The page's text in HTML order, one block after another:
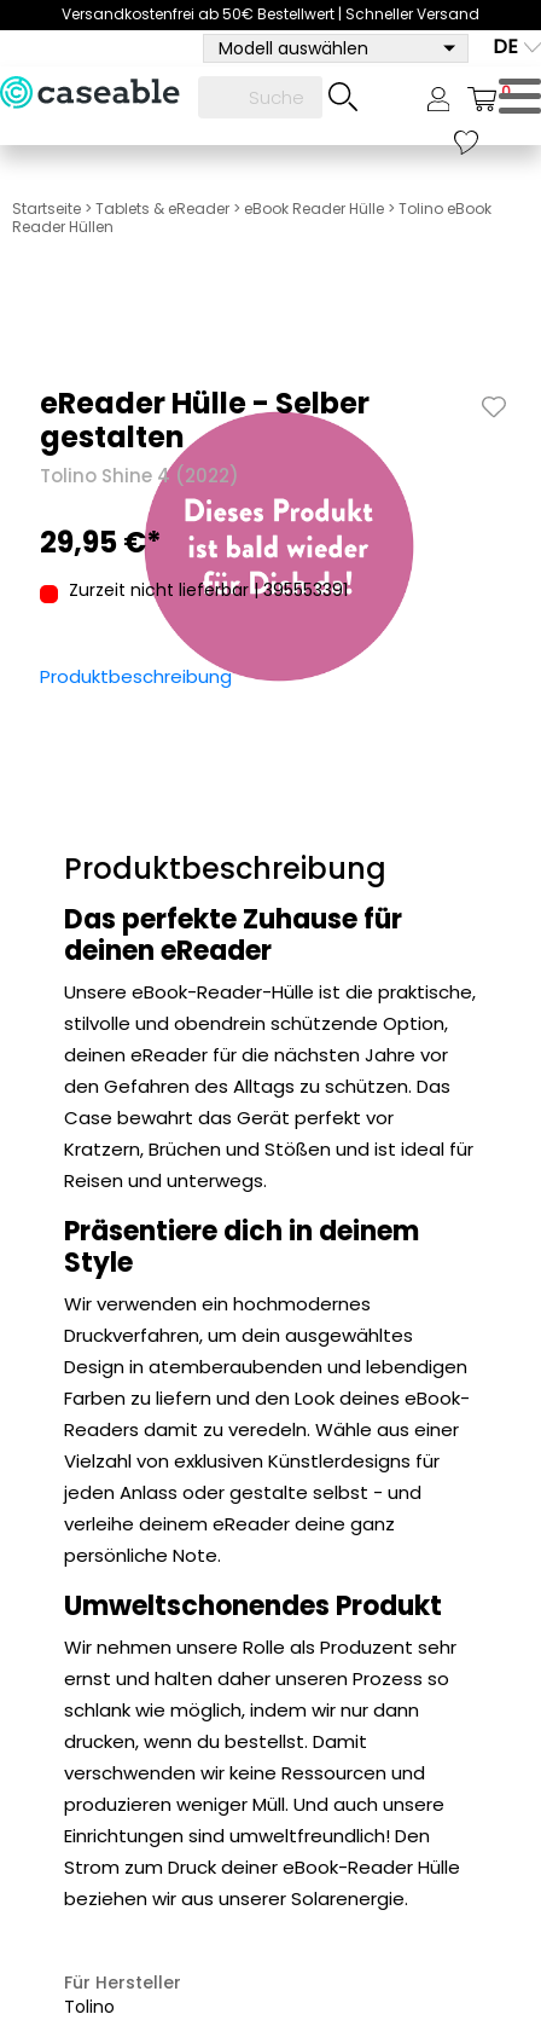
Versandkostenfrei ab 50€ Bestellwert | Schneller Versand
DE
Modell auswählen
0
Startseite > Tablets & eReader > eBook Reader Hülle > Tolino eBook
Reader Hüllen
eReader Hülle - Selber
gestalten
Tolino Shine 4 (2022)
29,95 €*
Zurzeit nicht lieferbar | 395553391
Produktbeschreibung
Produktbeschreibung
Das perfekte Zuhause für
deinen eReader
Unsere eBook-Reader-Hülle ist die praktische,
stilvolle und obendrein schützende Option,
deinen eReader für die nächsten Jahre vor
den Gefahren des Alltags zu schützen. Das
Case bewahrt das Gerät perfekt vor
Kratzern, Brüchen und Stößen und ist ideal für
Reisen und unterwegs.
Präsentiere dich in deinem
Style
Wir verwenden ein hochmodernes
Druckverfahren, um dein ausgewähltes
Design in atemberaubenden und lebendigen
Farben zu liefern und den Look deines eBook-
Readers damit zu veredeln. Wähle aus einer
Vielzahl von exklusiven Künstlerdesigns für
jeden Anlass oder gestalte selbst - und
verleihe deinem eReader deine ganz
persönliche Note.
Umweltschonendes Produkt
Wir nehmen unsere Rolle als Produzent sehr
ernst und halten daher unseren Prozess so
schlank wie möglich, indem wir nur dann
drucken, wenn du bestellst. Damit
verschwenden wir keine Ressourcen und
produzieren weniger Müll. Und auch unsere
Einrichtungen sind umweltfreundlich! Den
Strom zum Druck deiner eBook-Reader Hülle
beziehen wir aus unserer Solarenergie.
Für Hersteller
Tolino